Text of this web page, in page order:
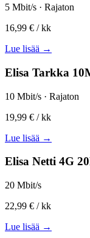
5 Mbit/s · Rajaton
16,99 € / kk
Lue lisää →
Elisa Tarkka
10 Mbit/s · Rajaton
19,99 € / kk
Lue lisää →
Elisa Netti 4G
20 Mbit/s
22,99 € / kk
Lue lisää →